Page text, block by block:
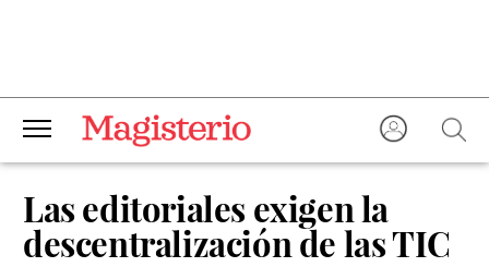
Las editoriales exigen la
descentralización de las TIC